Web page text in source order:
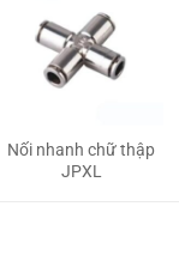
Nối nhanh chữ thập
JPXL